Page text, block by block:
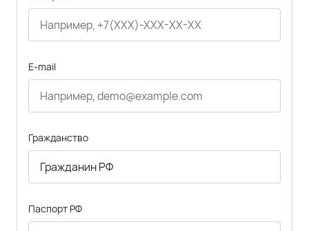
E-mail
Гражданство
Паспорт РФ